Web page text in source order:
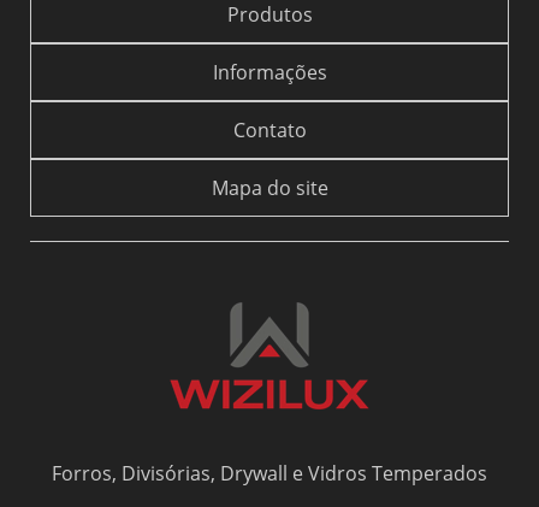
Produtos
Informações
Contato
Mapa do site
Forros, Divisórias, Drywall e Vidros Temperados